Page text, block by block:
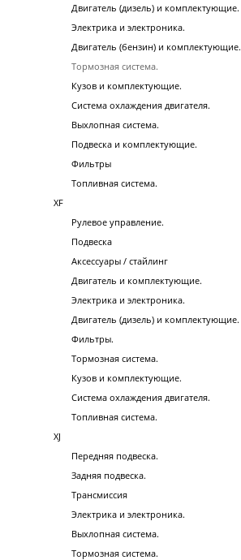
Двигатель (дизель) и комплектующие.
Электрика и электроника.
Двигатель (бензин) и комплектующие.
Тормозная система.
Кузов и комплектующие.
Система охлаждения двигателя.
Выхлопная система.
Подвеска и комплектующие.
Фильтры
Топливная система.
XF
Рулевое управление.
Подвеска
Аксессуары / стайлинг
Двигатель и комплектующие.
Электрика и электроника.
Двигатель (дизель) и комплектующие.
Фильтры.
Тормозная система.
Кузов и комплектующие.
Система охлаждения двигателя.
Топливная система.
XJ
Передняя подвеска.
Задняя подвеска.
Трансмиссия
Электрика и электроника.
Выхлопная система.
Тормозная система.